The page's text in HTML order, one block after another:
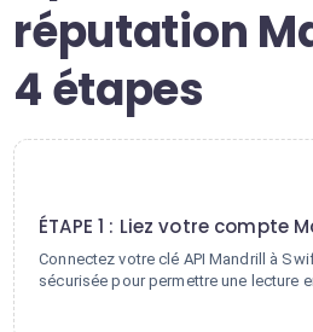
réputation
4 étapes
ÉTAPE 1 : Liez votre compte
Connectez votre clé API Mandrill à
sécurisée pour permettre une lecture